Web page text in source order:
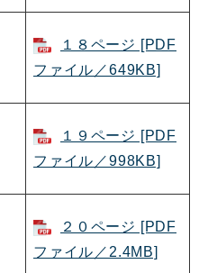
１８ページ [PDF
ファイル／649KB]
１９ページ [PDF
ファイル／998KB]
２０ページ [PDF
ファイル／2.4MB]